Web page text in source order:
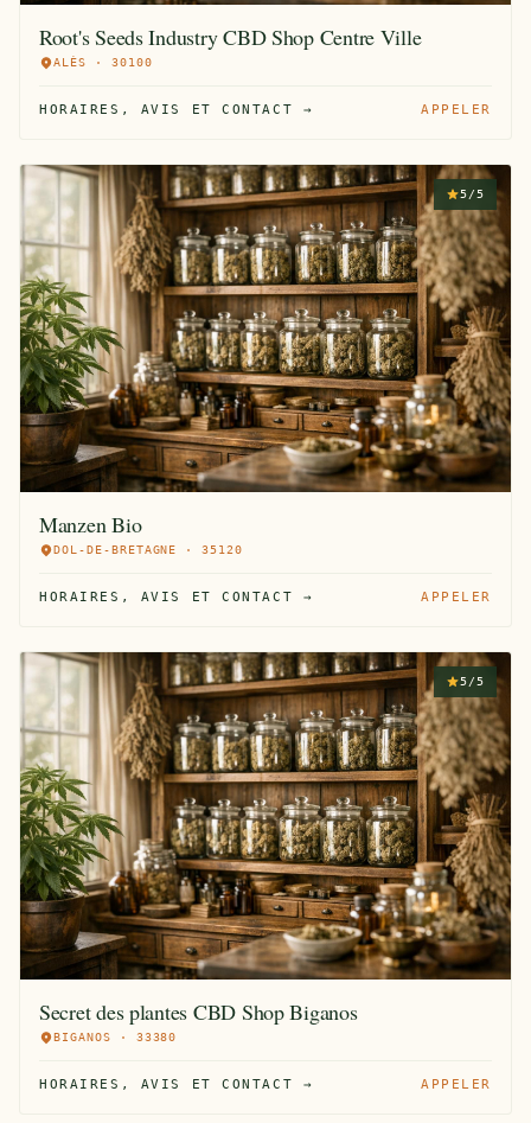
Root's Seeds Industry CBD Shop Centre Ville
ALÈS · 30100
HORAIRES, AVIS ET CONTACT → APPELER
5/5
Manzen Bio
DOL-DE-BRETAGNE · 35120
HORAIRES, AVIS ET CONTACT → APPELER
5/5
Secret des plantes CBD Shop Biganos
BIGANOS · 33380
HORAIRES, AVIS ET CONTACT → APPELER